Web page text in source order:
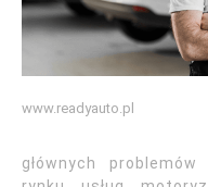
www.readyauto.pl
głównych